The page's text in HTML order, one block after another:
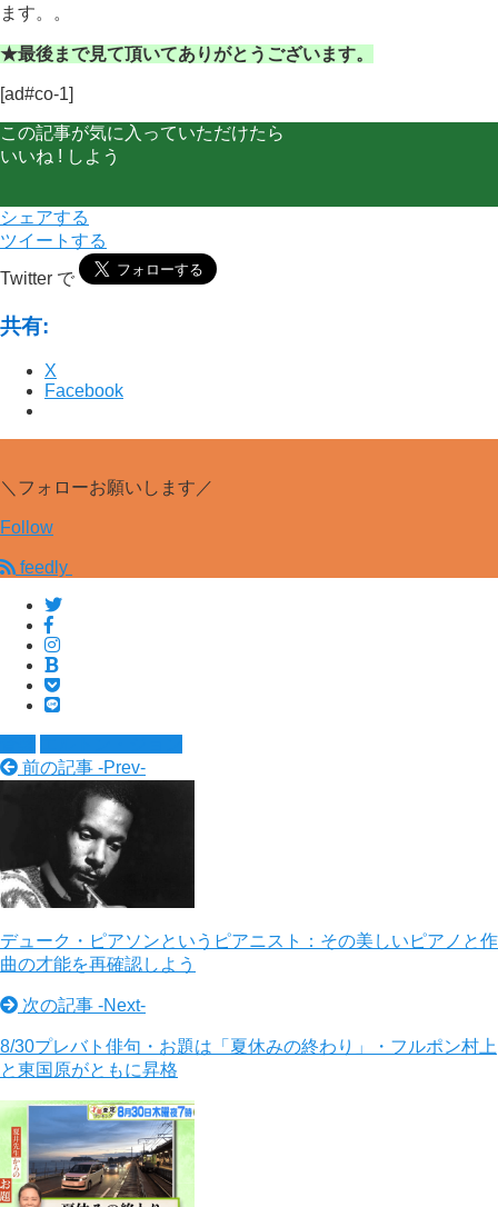
ます。。
★最後まで見て頂いてありがとうございます。
[ad#co-1]
この記事が気に入っていただけたら
いいね ! しよう
シェアする
ツイートする
Twitter で
共有:
X
Facebook
＼フォローお願いします／
Follow
feedly
前の記事 -Prev-
デューク・ピアソンというピアニスト：その美しいピアノと作
曲の才能を再確認しよう
次の記事 -Next-
8/30プレバト俳句・お題は「夏休みの終わり」・フルポン村上
と東国原がともに昇格